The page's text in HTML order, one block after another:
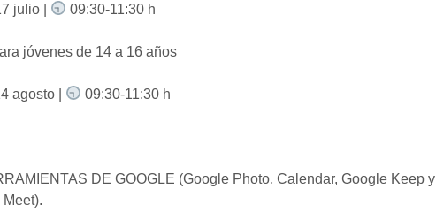
julio | 09:30-11:30 h
jóvenes de 14 a 16 años
agosto | 09:30-11:30 h
DE GOOGLE (Google Photo, Calendar, Google Keep y